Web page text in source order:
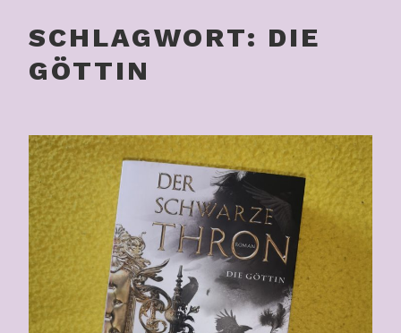
SCHLAGWORT: DIE
GÖTTIN